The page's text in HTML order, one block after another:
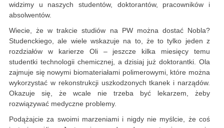
widzimy u naszych studentów, doktorantów, pracowników i
absolwentów.
Wiecie, że w trakcie studiów na PW można dostać Nobla?
Studenckiego, ale wiele wskazuje na to, że to tylko jeden z
rozdziałów w karierze Oli – jeszcze kilka miesięcy temu
studentki technologii chemicznej, a dzisiaj już doktorantki. Ola
zajmuje się nowymi biomateriałami polimerowymi, które można
wykorzystać w rekonstrukcji uszkodzonych tkanek i narządów.
Okazuje się, że wcale nie trzeba być lekarzem, żeby
rozwiązywać medyczne problemy.
Podążajcie za swoimi marzeniami i nigdy nie myślcie, że coś